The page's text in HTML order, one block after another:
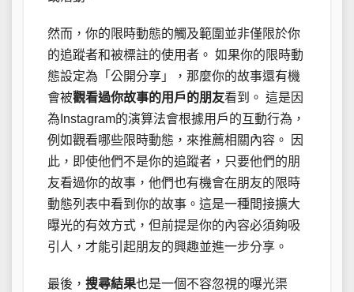
然而，你的限時動態的觸及範圍並非僅限於你
的追蹤者和被標註的使用者。 如果你的限時動
態設定為「公開分享」，那麼你的故事還有機
會被觀看過你故事的用戶的朋友看到。 這是因
為Instagram的演算法會根據用戶的互動行為，
例如觀看哪些限時動態，來推薦相關內容。 因
此，即使他們不是你的追蹤者，只要他們的朋
友看過你的故事，他們也有機會在朋友的限時
動態列表中看到你的故事。這是一種間接擴大
曝光的有效方式，但前提是你的內容必須夠吸
引人，才能引起朋友的興趣並進一步分享。
最後， 搜尋結果也是一個不容忽視的曝光渠